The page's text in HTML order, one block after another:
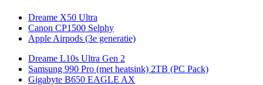
Dreame X50 Ultra
Canon CP1500 Selphy
Apple Airpods (3e generatie)
Dreame L10s Ultra Gen 2
Samsung 990 Pro (met heatsink) 2TB (PC Pack)
Gigabyte B650 EAGLE AX